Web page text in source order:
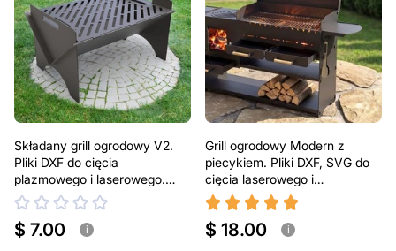
Składany grill ogrodowy V2.
Pliki DXF do cięcia
plazmowego i laserowego.
Przenośny grill BBQ
$ 7.00 i
Grill ogrodowy Modern z
piecykiem. Pliki DXF, SVG do
cięcia laserowego i
plazmowego
$ 18.00 i